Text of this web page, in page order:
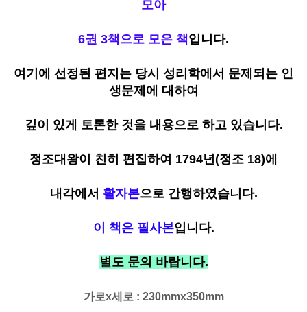
모아
6권 3책으로 모은 책입니다.
여기에 선정된 편지는 당시 성리학에서 문제되는 인
생문제에 대하여
깊이 있게 토론한 것을 내용으로 하고 있습니다.
정조대왕이 친히 편집하여 1794년(정조 18)에
내각에서 활자본으로 간행하였습니다.
이 책은 필사본입니다.
별도 문의 바랍니다.
가로x세로 : 230mmx350mm